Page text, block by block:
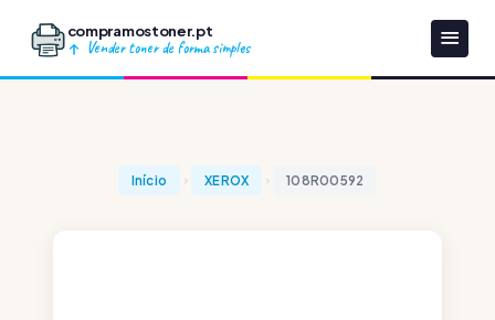
compramostoner.pt
Vender toner de forma simples
Início XEROX 108R00592